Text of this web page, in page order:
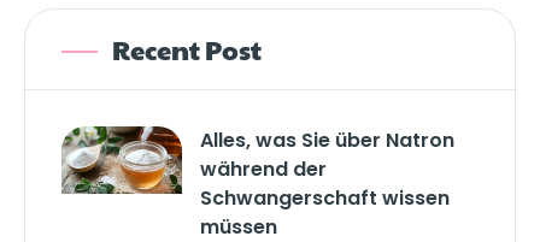
Recent Post
Alles, was Sie über Natron
während der
Schwangerschaft wissen
müssen